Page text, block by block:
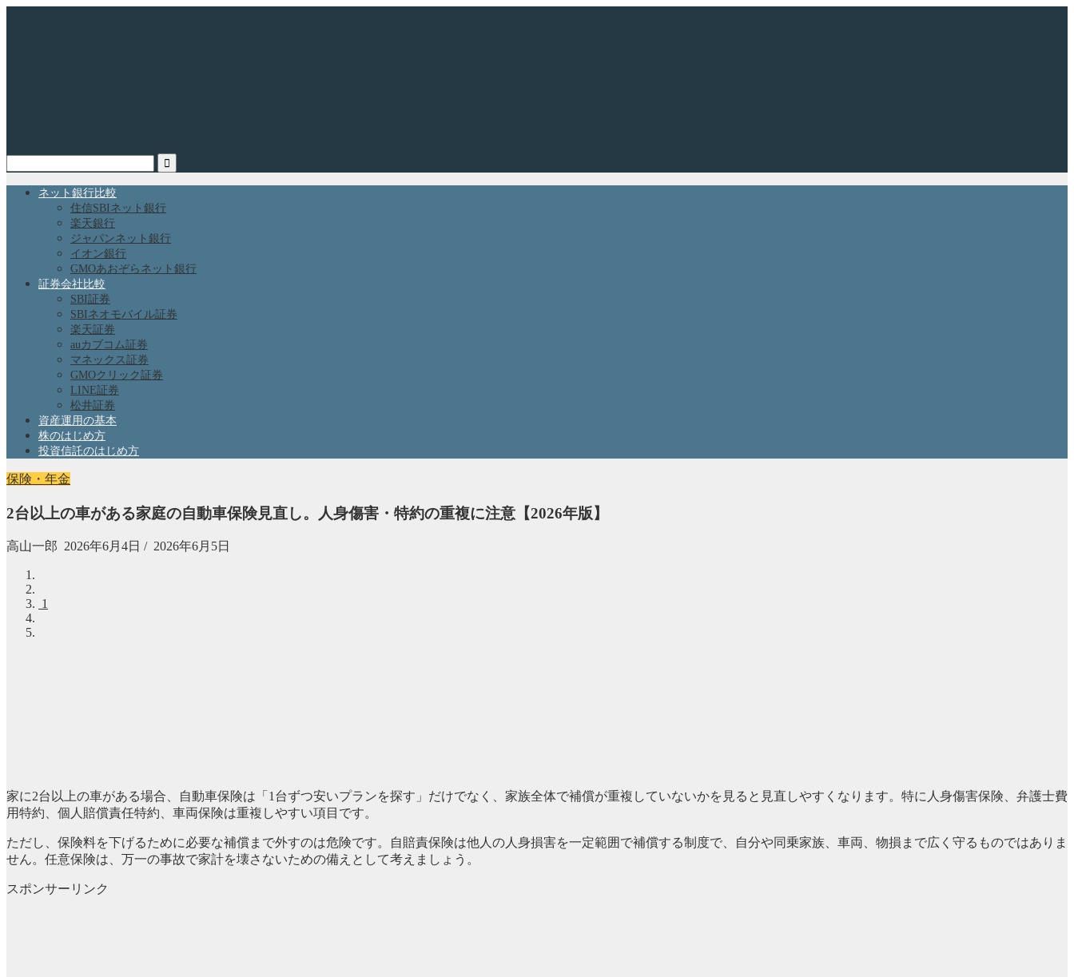
ネット銀行比較
住信SBIネット銀行
楽天銀行
ジャパンネット銀行
イオン銀行
GMOあおぞらネット銀行
証券会社比較
SBI証券
SBIネオモバイル証券
楽天証券
auカブコム証券
マネックス証券
GMOクリック証券
LINE証券
松井証券
資産運用の基本
株のはじめ方
投資信託のはじめ方
保険・年金
2台以上の車がある家庭の自動車保険見直し。人身傷害・特約の重複に注意【2026年版】
高山一郎 2026年6月4日 / 2026年6月5日
1
家に2台以上の車がある場合、自動車保険は「1台ずつ安いプランを探す」だけでなく、家族全体で補償が重複していないかを見ると見直しやすくなります。特に人身傷害保険、弁護士費
用特約、個人賠償責任特約、車両保険は重複しやすい項目です。
ただし、保険料を下げるために必要な補償まで外すのは危険です。自賠責保険は他人の人身損害を一定範囲で補償する制度で、自分や同乗家族、車両、物損まで広く守るものではありま
せん。任意保険は、万一の事故で家計を壊さないための備えとして考えましょう。
スポンサーリンク